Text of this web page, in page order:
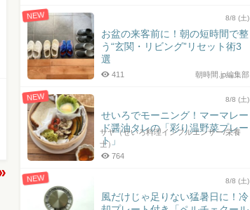
NEW 8/8 (土)
お盆の来客前に！朝の短時間で整
う“玄関・リビング”リセット術3
選
朝時間.jp編集部
411
NEW 8/8 (土)
せいろでモーニング！マーマレー
ド醤油タレの「彩り温野菜プレー
ト」
サヤ（せいろ料理インフルエンサー/栄養
士）
764
NEW 8/8 (土)
風だけじゃ足りない猛暑日に！冷